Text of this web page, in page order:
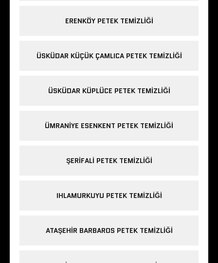
ERENKÖY PETEK TEMIZLIĞI
ÜSKÜDAR KÜÇÜK ÇAMLICA PETEK TEMIZLIĞI
ÜSKÜDAR KÜPLÜCE PETEK TEMIZLIĞI
ÜMRANIYE ESENKENT PETEK TEMIZLIĞI
ŞERIFALI PETEK TEMIZLIĞI
IHLAMURKUYU PETEK TEMIZLIĞI
ATAŞEHIR BARBAROS PETEK TEMIZLIĞI